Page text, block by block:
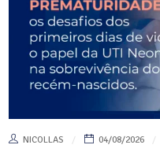
NICOLLAS 04/08/2026